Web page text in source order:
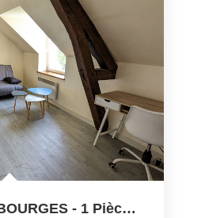
STUDIO MEUBLE BOURGES - 1 Pièce- 23 M2